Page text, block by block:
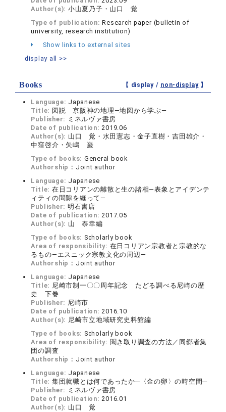
Author(s): 小山夏乃子・山口 覚
Type of publication:Research paper (bulletin of
university, research institution)
Show links to external sites
display all >>
Books 【 display / non-display】
Language: Japanese
Title: 図説 京阪神の地理—地図から学ぶ—
Publisher: ミネルヴァ書房
Date of publication:2019.06
Author(s): 山口 覚・水田憲志・金子直樹・吉田雄介・
中窪啓介・矢嶋 巌
Type of books: General book
Authorship： Joint author
Language: Japanese
Title: 在日コリアンの離散と生の諸相―表象とアイデンテ
ィティの間隙を縫って―
Publisher: 明石書店
Date of publication:2017.05
Author(s): 山 泰幸編
Type of books: Scholarly book
Area of responsibility: 在日コリアン宗教者と宗教的な
るもの―エスニック宗教文化の周辺―
Authorship： Joint author
Language: Japanese
Title: 尼崎市制一〇〇周年記念 たどる調べる尼崎の歴
史 下巻
Publisher: 尼崎市
Date of publication:2016.10
Author(s): 尼崎市立地域研究史料館編
Type of books: Scholarly book
Area of responsibility: 聞き取り調査の方法／同郷者集
団の調査
Authorship： Joint author
Language: Japanese
Title: 集団就職とは何であったか─〈金の卵〉の時空間─
Publisher: ミネルヴァ書房
Date of publication:2016.01
Author(s): 山口 覚